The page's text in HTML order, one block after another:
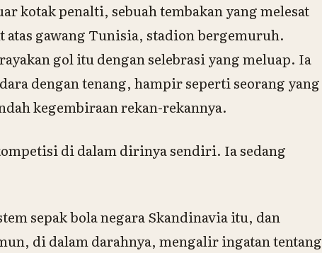
kotak penalti, sebuah tembakan yang melesat
gawang Tunisia, stadion bergemuruh.
gol itu dengan selebrasi yang meluap. Ia
dengan tenang, hampir seperti seorang yang
kegembiraan rekan-rekannya.
di dalam dirinya sendiri. Ia sedang
sepak bola negara Skandinavia itu, dan
di dalam darahnya, mengalir ingatan tentang